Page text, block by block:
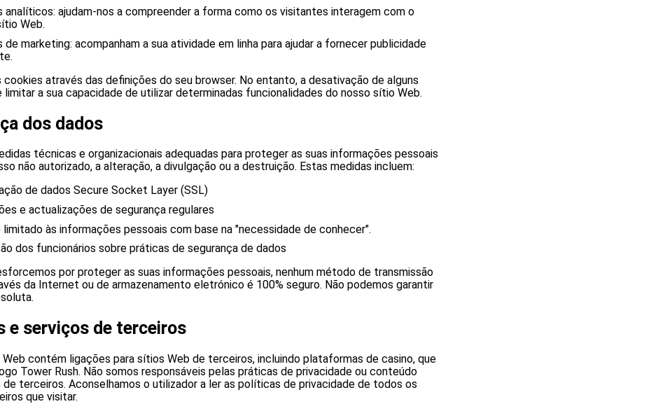
analíticos: ajudam-nos a compreender a forma como os visitantes interagem com o
Web.
de marketing: acompanham a sua atividade em linha para ajudar a fornecer publicidade
cookies através das definições do seu browser. No entanto, a desativação de alguns
a sua capacidade de utilizar determinadas funcionalidades do nosso sítio Web.
dos dados
técnicas e organizacionais adequadas para proteger as suas informações pessoais
não autorizado, a alteração, a divulgação ou a destruição. Estas medidas incluem:
de dados Secure Socket Layer (SSL)
e actualizações de segurança regulares
às informações pessoais com base na "necessidade de conhecer".
dos funcionários sobre práticas de segurança de dados
por proteger as suas informações pessoais, nenhum método de transmissão
da Internet ou de armazenamento eletrónico é 100% seguro. Não podemos garantir
e serviços de terceiros
contém ligações para sítios Web de terceiros, incluindo plataformas de casino, que
Tower Rush. Não somos responsáveis pelas práticas de privacidade ou conteúdo
terceiros. Aconselhamos o utilizador a ler as políticas de privacidade de todos os
que visitar.